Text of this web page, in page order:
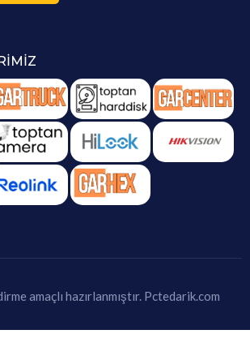
amaçlı hazırlanmıştır. Pctedarik.com